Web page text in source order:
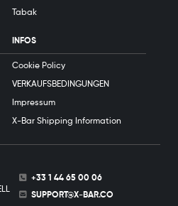
+33 1 44 65 00 06
SUPPORT@X-BAR.CO
Tabak
INFOS
Cookie Policy
VERKAUFSBEDINGUNGEN
Impressum
X-Bar Shipping Information